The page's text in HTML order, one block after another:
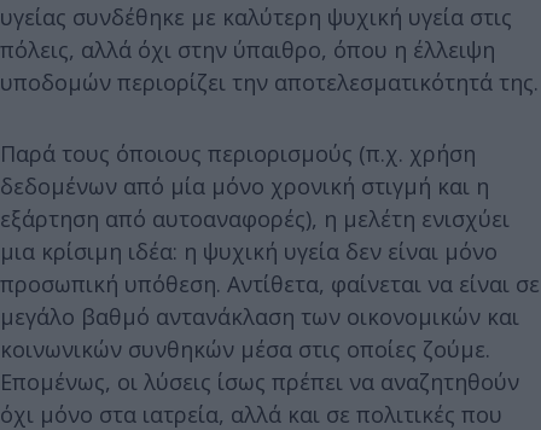
υγείας συνδέθηκε με καλύτερη ψυχική υγεία στις
πόλεις, αλλά όχι στην ύπαιθρο, όπου η έλλειψη
υποδομών περιορίζει την αποτελεσματικότητά της.
Παρά τους όποιους περιορισμούς (π.χ. χρήση
δεδομένων από μία μόνο χρονική στιγμή και η
εξάρτηση από αυτοαναφορές), η μελέτη ενισχύει
μια κρίσιμη ιδέα: η ψυχική υγεία δεν είναι μόνο
προσωπική υπόθεση. Αντίθετα, φαίνεται να είναι σε
μεγάλο βαθμό αντανάκλαση των οικονομικών και
κοινωνικών συνθηκών μέσα στις οποίες ζούμε.
Επομένως, οι λύσεις ίσως πρέπει να αναζητηθούν
όχι μόνο στα ιατρεία, αλλά και σε πολιτικές που